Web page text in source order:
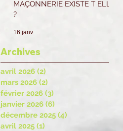
MAÇONNERIE EXISTE T ELLE
?
16 janv.
Archives
avril 2026 (2)
mars 2026 (2)
février 2026 (3)
janvier 2026 (6)
décembre 2025 (4)
avril 2025 (1)